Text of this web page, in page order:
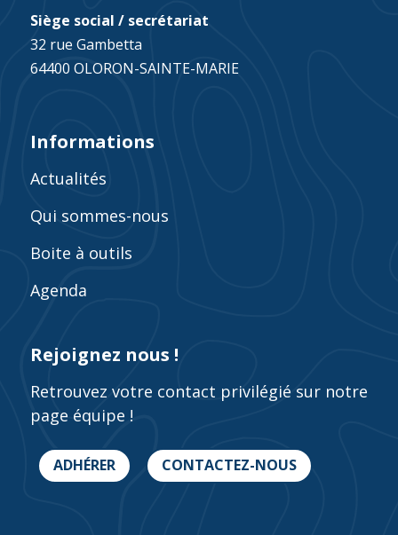
Siège social / secrétariat
32 rue Gambetta
64400 OLORON-SAINTE-MARIE
Informations
Actualités
Qui sommes-nous
Boite à outils
Agenda
Rejoignez nous !
Retrouvez votre contact privilégié sur notre
page équipe !
ADHÉRER CONTACTEZ-NOUS